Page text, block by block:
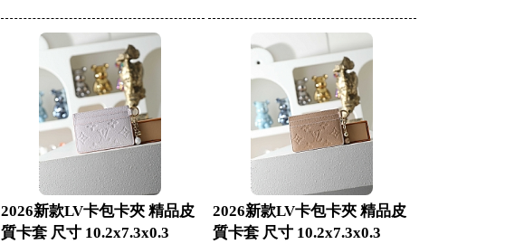
2026新款LV卡包卡夾 精品皮
質卡套 尺寸 10.2x7.3x0.3
2026新款LV卡包卡夾 精品皮
質卡套 尺寸 10.2x7.3x0.3